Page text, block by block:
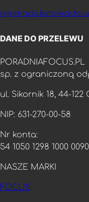
DANE DO PRZELEWU
PORADNIAFOCUS.PL
sp. z ograniczoną
ul. Sikornik 18, 44-122
NIP: 631-270-00-58
Nr konta:
54 1050 1298 1000
NASZE MARKI
FOCUS